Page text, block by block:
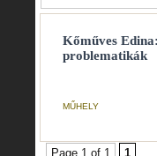
Kőműves
problematikák
MŰHELY
Page 1 of 1 1